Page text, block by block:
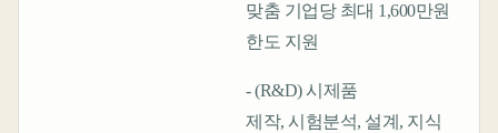
맞춤 기업당 최대 1,600만원
한도 지원
- (R&D) 시제품
제작, 시험분석, 설계, 지식